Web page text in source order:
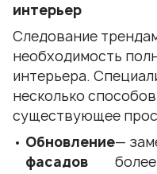
интерьер
Следование
необходимость
интерьера.
несколько
существующее
Обновление
фасадов
—